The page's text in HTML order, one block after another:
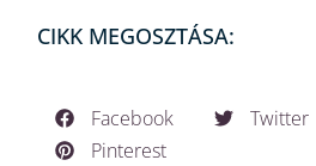
CIKK MEGOSZTÁSA:
Facebook
Twitter
Pinterest